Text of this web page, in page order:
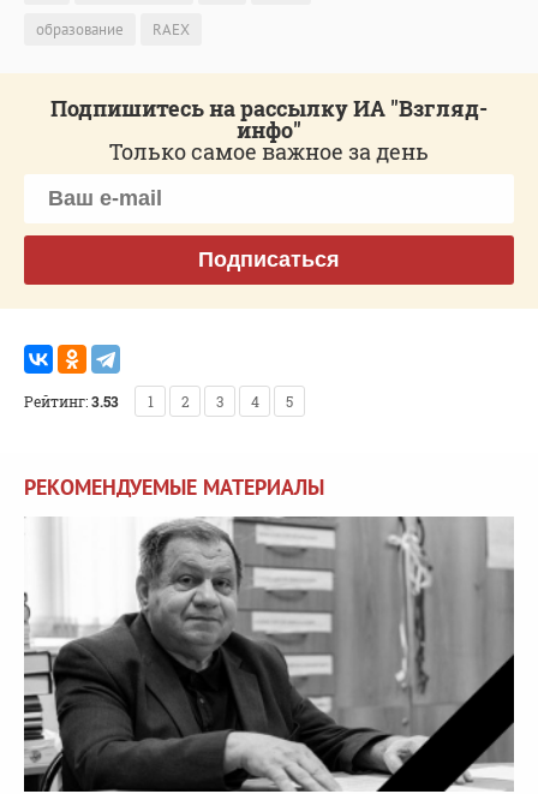
образование
RAEX
Подпишитесь на рассылку ИА "Взгляд-
инфо"
Только самое важное за день
Подписаться
Рейтинг:3.53 1 2 3 4 5
РЕКОМЕНДУЕМЫЕ МАТЕРИАЛЫ